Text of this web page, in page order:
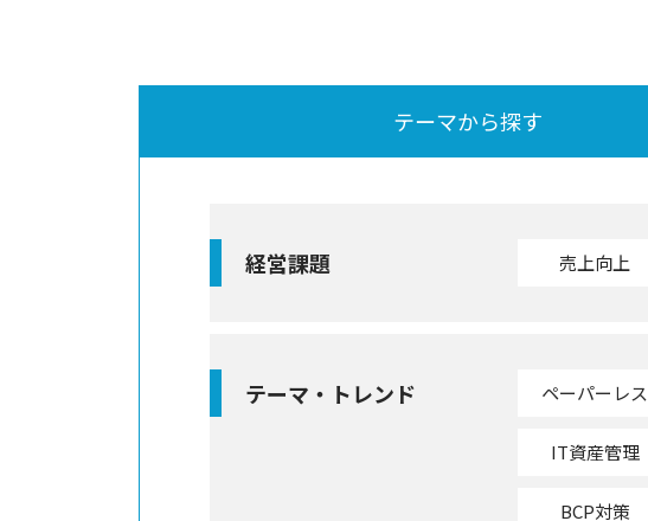
テーマから探す
経営課題 売上向上
テーマ・トレンド ペーパーレス
IT資産管理
BCP対策